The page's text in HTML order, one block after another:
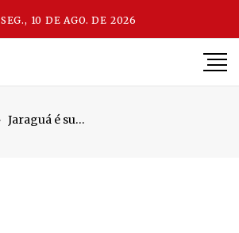
SEG., 10 DE AGO. DE 2026
Jaraguá é superado no clássico pela Liga Nacional